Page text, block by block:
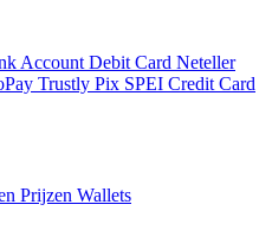
Account Debit Card Neteller
Trustly Pix SPEI Credit Card
Prijzen Wallets